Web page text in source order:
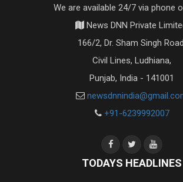
We are available 24/7 via phone
News DNN Private
166/2, Dr. Sham Singh
Civil Lines, Ludhiana,
Punjab, India - 141001
+91-6239992007
TODAYS HEADLINES